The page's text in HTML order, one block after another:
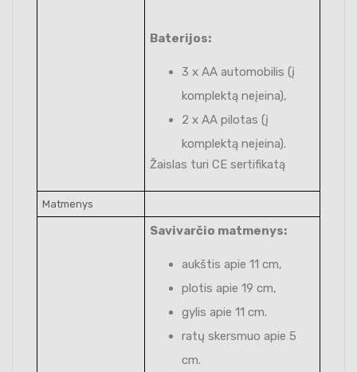
Baterijos:
3 x AA automobilis (į
komplektą neįeina),
2 x AA pilotas (į
komplektą neįeina).
Žaislas turi CE sertifikatą
Matmenys
Savivarčio matmenys:
aukštis apie 11 cm,
plotis apie 19 cm,
gylis apie 11 cm.
ratų skersmuo apie 5
cm.